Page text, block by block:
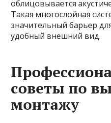
облицовывается
Такая многослойная
значительный барьер
удобный внешний вид.
советы по
монтажу